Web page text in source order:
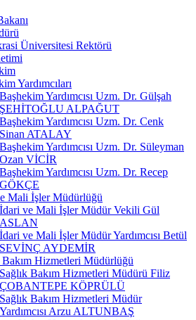
Üniversitesi Rektörü
Yardımcıları
Başhekim Yardımcısı Uzm. Dr. Gülşah
ŞEHİTOĞLU ALPAĞUT
Başhekim Yardımcısı Uzm. Dr. Cenk
Sinan ATALAY
Başhekim Yardımcısı Uzm. Dr. Süleyman
Ozan VİCİR
Başhekim Yardımcısı Uzm. Dr. Recep
GÖKÇE
Mali İşler Müdürlüğü
İdari ve Mali İşler Müdür Vekili Gül
ASLAN
İdari ve Mali İşler Müdür Yardımcısı Betül
SEVİNÇ AYDEMİR
Bakım Hizmetleri Müdürlüğü
Sağlık Bakım Hizmetleri Müdürü Filiz
ÇOBANTEPE KÖPRÜLÜ
Sağlık Bakım Hizmetleri Müdür
Yardımcısı Arzu ALTUNBAŞ